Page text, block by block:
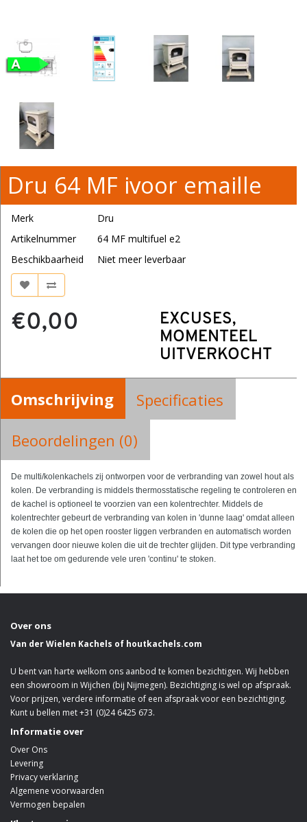
Dru 64 MF ivoor emaille
Merk
Dru
Artikelnummer
64 MF multifuel e2
Beschikbaarheid
Niet meer leverbaar
€0,00
EXCUSES,
MOMENTEEL
UITVERKOCHT
Omschrijving
Specificaties
Beoordelingen (0)
De multi/kolenkachels zij ontworpen voor de verbranding van zowel hout als
kolen. De verbranding is middels thermosstatische regeling te controleren en
de kachel is optioneel te voorzien van een kolentrechter. Middels de
kolentrechter gebeurt de verbranding van kolen in 'dunne laag' omdat alleen
de kolen die op het open rooster liggen verbranden en automatisch worden
vervangen door nieuwe kolen die uit de trechter glijden. Dit type verbranding
laat het toe om gedurende vele uren 'continu' te stoken.
Over ons
Van der Wielen Kachels of houtkachels.com
U bent van harte welkom ons aanbod te komen bezichtigen. Wij hebben
een showroom in Wijchen (bij Nijmegen). Bezichtiging is wel op afspraak.
Voor prijzen, verdere informatie of een afspraak voor een bezichtiging.
Kunt u bellen met +31 (0)24 6425 673.
Informatie over
Over Ons
Levering
Privacy verklaring
Algemene voorwaarden
Vermogen bepalen